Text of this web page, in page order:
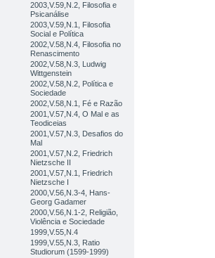
2003,V.59,N.2, Filosofia e
Psicanálise
2003,V.59,N.1, Filosofia
Social e Política
2002,V.58,N.4, Filosofia no
Renascimento
2002,V.58,N.3, Ludwig
Wittgenstein
2002,V.58,N.2, Política e
Sociedade
2002,V.58,N.1, Fé e Razão
2001,V.57,N.4, O Mal e as
Teodiceias
2001,V.57,N.3, Desafios do
Mal
2001,V.57,N.2, Friedrich
Nietzsche II
2001,V.57,N.1, Friedrich
Nietzsche I
2000,V.56,N.3-4, Hans-
Georg Gadamer
2000,V.56,N.1-2, Religião,
Violência e Sociedade
1999,V.55,N.4
1999,V.55,N.3, Ratio
Studiorum (1599-1999)